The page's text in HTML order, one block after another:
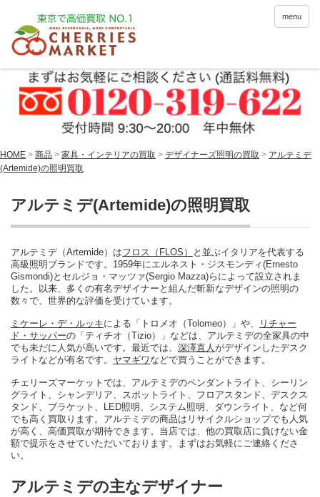
menu
HOME > 商品 > 家具・インテリアの買取 > デザイナーズ照明の買取 > アルテミデ
(Artemide)の照明買取
アルテミデ(Artemide)の照明買取
アルテミデ（Artemide）はフロス（FLOS）
と並ぶイタリアを代表する
高級照明ブランドです。1959年にエルネスト・ジスモンディ(Ernesto
Gismondi)とセルジョ・マッツァ(Sergio Mazza)らによって設立されま
した。以来、多くの有名デザイナーと組んだ斬新なデザインの照明の
数々で、世界的な評価を受けています。
ミケーレ・デ・ルッキによる「トロメオ（Tolomeo）」や、
リチャー
ド・サッパーの「ティチオ（Tizio）」などは、アルテミデの全家具の中
でも未だに人気が高いです。最近では、 深澤直人 がデザインしたデスク
ライトなどが有名です。 ヤマギワ などで買うことができます。
チェリーズマーケットでは、アルテミデのペンダントライト、シーリン
グライト、シャンデリア、スポットライト、フロアスタンド、デスクス
タンド、ブラケット、LED照明、システム照明、ダウンライト、など何
でも高く買取ります。アルテミデの商品はリサイクルショップでも人気
が高く、高価買取が期待できます。当店では、他の買取店に負けない金
額で提示をさせていただいております。まずはお気軽にご連絡くださ
い。
アルテミデの主なデザイナー